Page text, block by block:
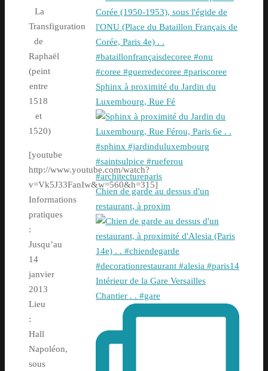
La
Transfiguration
de
Raphaël
(peint
entre
1518
et
1520)
[youtube
http://www.youtube.com/watch?
v=Vk5J33FanIw&w=560&h=315]
Informations
pratiques
:
Jusqu’au
14
janvier
2013
Lieu
:
Hall
Napoléon,
sous
Sphinx à proximité du Jardin du
Luxembourg, Rue Fé
Chien de garde au dessus d'un
restaurant, à proxim
Intérieur de la Gare Versailles
Chantier . . #gare